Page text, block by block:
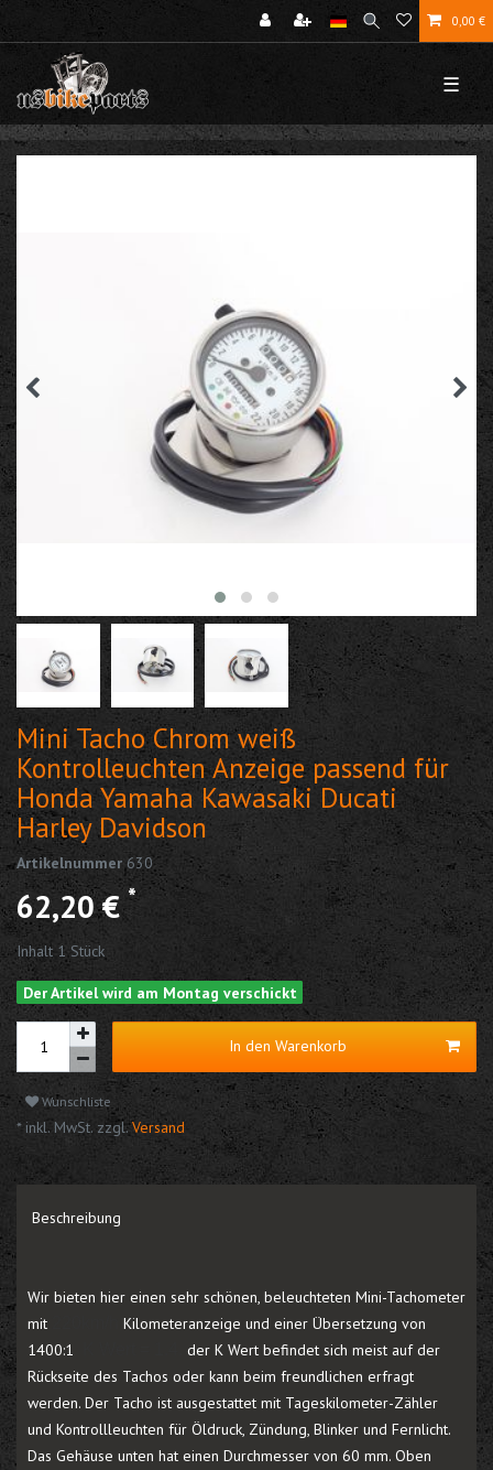
0,00 €
☰
Mini Tacho Chrom weiß
Kontrolleuchten Anzeige passend für
Honda Yamaha Kawasaki Ducati
Harley Davidson
Artikelnummer 630
62,20 €*
Inhalt 1 Stück
Der Artikel wird am Montag verschickt
In den Warenkorb
Wunschliste
* inkl. MwSt. zzgl.Versand
Beschreibung
Wir bieten hier einen sehr schönen, beleuchteten Mini-Tachometer
mit
Kilometeranzeige und einer Übersetzung von
1400:1
der K Wert befindet sich meist auf der
Rückseite des Tachos oder kann beim freundlichen erfragt
werden. Der Tacho ist ausgestattet mit Tageskilometer-Zähler
und Kontrollleuchten für Öldruck, Zündung, Blinker und Fernlicht.
Das Gehäuse unten hat einen Durchmesser von 60 mm. Oben